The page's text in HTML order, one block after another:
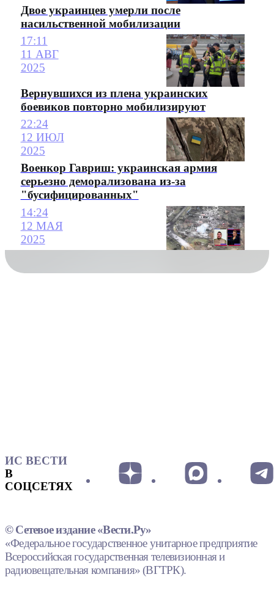
Двое украинцев умерли после
насильственной мобилизации
17:11
11 АВГ
2025
Вернувшихся из плена украинских
боевиков повторно мобилизируют
22:24
12 ИЮЛ
2025
Военкор Гавриш: украинская армия
серьезно деморализована из-за
"бусифицированных"
14:24
12 МАЯ
2025
ИС ВЕСТИ
В
СОЦСЕТЯХ
© Сетевое издание «Вести.Ру»
«Федеральное государственное унитарное предприятие
Всероссийская государственная телевизионная и
радиовещательная компания» (ВГТРК).